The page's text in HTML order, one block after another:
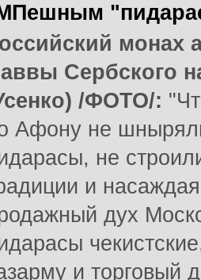
монах
Сербского
/ФОТО/:
Афону не
не
и
дух
и торговый